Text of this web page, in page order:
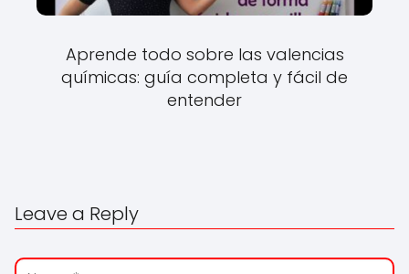
Aprende todo sobre las valencias
químicas: guía completa y fácil de
entender
Leave a Reply